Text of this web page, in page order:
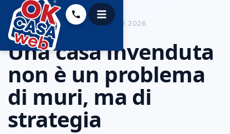
COME VENDERE CASA 05.12.2026
Una casa invenduta
non è un problema
di muri, ma di
strategia